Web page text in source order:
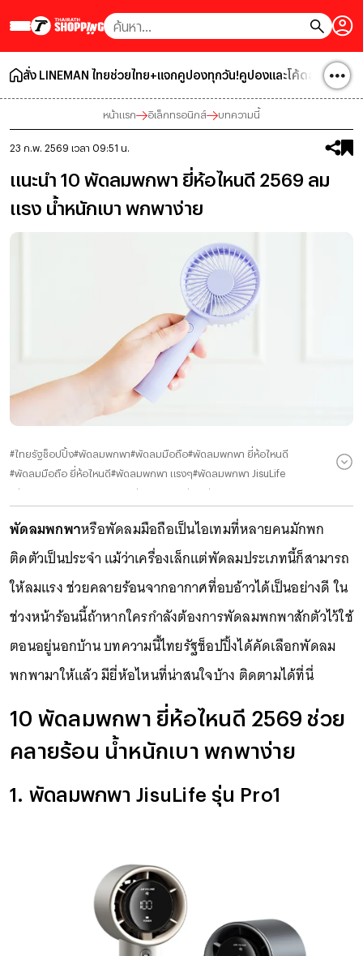
สั่ง LINEMAN ไทยช่วยไทย+แจกคูปองทุกวัน!คูปองและโค้ดส่วนลดโป
หน้าแรก อิเล็กทรอนิกส์ บทความนี้
23 ก.พ. 2569 เวลา 09:51 น.
แนะนำ 10 พัดลมพกพา ยี่ห้อไหนดี 2569 ลม
แรง น้ำหนักเบา พกพาง่าย
#ไทยรัฐช็อปปิ้ง#พัดลมพกพา#พัดลมมือถือ#พัดลมพกพา ยี่ห้อไหนดี
#พัดลมมือถือ ยี่ห้อไหนดี#พัดลมพกพา แรงๆ#พัดลมพกพา JisuLife
พัดลมพกพา GOOJODOQ พัดลมพกพา iMI
พัดลมพกพา HATARI
#พัดลมพกพา EZhome
พัดลมพกพาหรือพัดลมมือถือเป็นไอเทมที่หลายคนมักพก
ติดตัวเป็นประจำ แม้ว่าเครื่องเล็กแต่พัดลมประเภทนี้ก็สามารถ
ให้ลมแรง ช่วยคลายร้อนจากอากาศที่อบอ้าวได้เป็นอย่างดี ใน
ช่วงหน้าร้อนนี้ถ้าหากใครกำลังต้องการพัดลมพกพาสักตัวไว้ใช้
ตอนอยู่นอกบ้าน บทความนี้ไทยรัฐช็อปปิ้งได้คัดเลือกพัดลม
พกพามาให้แล้ว มียี่ห้อไหนที่น่าสนใจบ้าง ติดตามได้ที่นี่
10 พัดลมพกพา ยี่ห้อไหนดี 2569 ช่วย
คลายร้อน น้ำหนักเบา พกพาง่าย
1. พัดลมพกพา JisuLife รุ่น Pro1